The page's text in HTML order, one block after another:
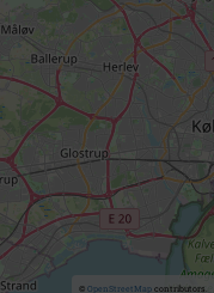
© OpenStreetMapcontributors.